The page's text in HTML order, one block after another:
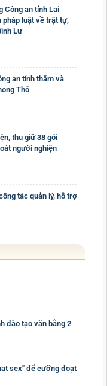
Công an tỉnh Lai
pháp luật về trật tự,
Lư
an tỉnh thăm và
Thổ
thu giữ 38 gói
người nghiện
tác quản lý, hỗ trợ
đào tạo văn bằng 2
sex" để cưỡng đoạt